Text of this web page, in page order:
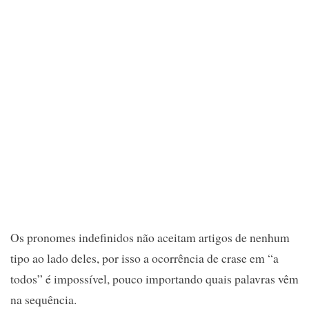
Os pronomes indefinidos não aceitam artigos de nenhum
tipo ao lado deles, por isso a ocorrência de crase em “a
todos” é impossível, pouco importando quais palavras vêm
na sequência.